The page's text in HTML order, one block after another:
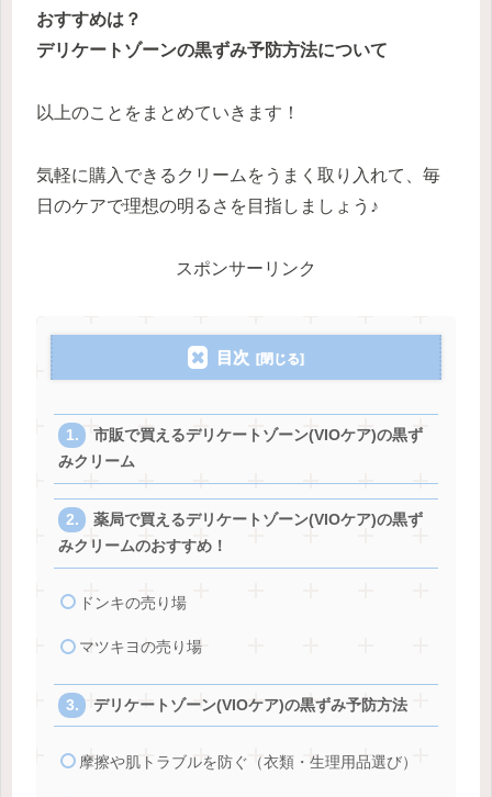
おすすめは？
デリケートゾーンの黒ずみ予防方法について
以上のことをまとめていきます！
気軽に購入できるクリームをうまく取り入れて、毎
日のケアで理想の明るさを目指しましょう♪
スポンサーリンク
目次
市販で買えるデリケートゾーン(VIOケア)の黒ず
みクリーム
薬局で買えるデリケートゾーン(VIOケア)の黒ず
みクリームのおすすめ！
ドンキの売り場
マツキヨの売り場
デリケートゾーン(VIOケア)の黒ずみ予防方法
摩擦や肌トラブルを防ぐ（衣類・生理用品選び）